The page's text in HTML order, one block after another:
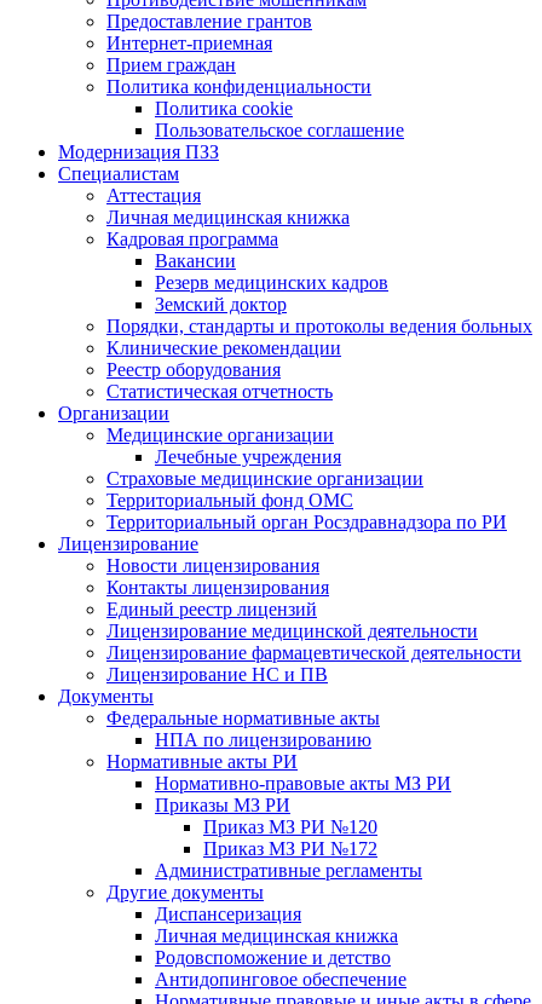
Предоставление грантов
Интернет-приемная
Прием граждан
Политика конфиденциальности
Политика cookie
Пользовательское соглашение
Модернизация ПЗЗ
Специалистам
Аттестация
Личная медицинская книжка
Кадровая программа
Вакансии
Резерв медицинских кадров
Земский доктор
Порядки, стандарты и протоколы ведения больных
Клинические рекомендации
Реестр оборудования
Статистическая отчетность
Организации
Медицинские организации
Лечебные учреждения
Страховые медицинские организации
Территориальный фонд ОМС
Территориальный орган Росздравнадзора по РИ
Лицензирование
Новости лицензирования
Контакты лицензирования
Единый реестр лицензий
Лицензирование медицинской деятельности
Лицензирование фармацевтической деятельности
Лицензирование НС и ПВ
Документы
Федеральные нормативные акты
НПА по лицензированию
Нормативные акты РИ
Нормативно-правовые акты МЗ РИ
Приказы МЗ РИ
Приказ МЗ РИ №120
Приказ МЗ РИ №172
Административные регламенты
Другие документы
Диспансеризация
Личная медицинская книжка
Родовспоможение и детство
Антидопинговое обеспечение